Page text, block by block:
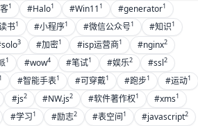
1 #Halo1 #Win11 1 #generator1
书1 #小程序1 #微信公众号1 #知识1
3 #加密1 #isp运营商1 #nginx2
1 #wow4 #笔试1 #娱乐2 #ssl2
1 #智能手表1 #可穿戴1 #跑步1 #运动1
#js2 #NW.js2 #软件著作权1 #xms1
#学习1 #励志2 #表空间1 #javascript2